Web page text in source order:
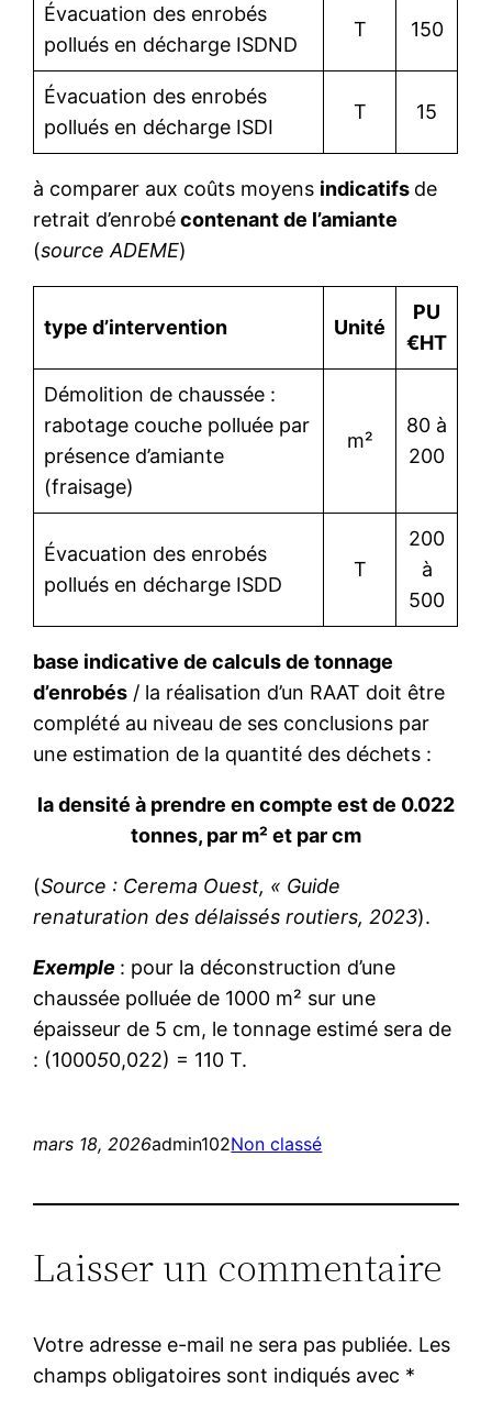
Évacuation des enrobés
pollués en décharge ISDND
T 150
Évacuation des enrobés
pollués en décharge ISDI
T 15
à comparer aux coûts moyens indicatifs de
retrait d’enrobécontenant de l’amiante
(source ADEME)
type d’intervention Unité
PU
€HT
Démolition de chaussée :
rabotage couche polluée par
présence d’amiante
(fraisage)
m²
80 à
200
Évacuation des enrobés
pollués en décharge ISDD
T
200
à
500
base indicative de calculs de tonnage
d’enrobés / la réalisation d’un RAAT doit être
complété au niveau de ses conclusions par
une estimation de la quantité des déchets :
la densité à prendre en compte est de 0.022
tonnes, par m² et par cm
(Source : Cerema Ouest, « Guide
renaturation des délaissés routiers, 2023).
Exemple : pour la déconstruction d’une
chaussée polluée de 1000 m² sur une
épaisseur de 5 cm, le tonnage estimé sera de
: (100050,022) = 110 T.
mars 18, 2026admin102Non classé
Laisser un commentaire
Votre adresse e-mail ne sera pas publiée. Les
champs obligatoires sont indiqués avec *